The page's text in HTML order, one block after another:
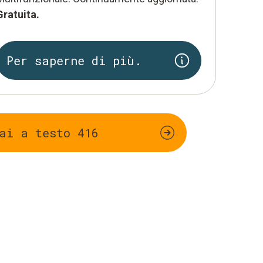
Per saperne di più.
a testo 416